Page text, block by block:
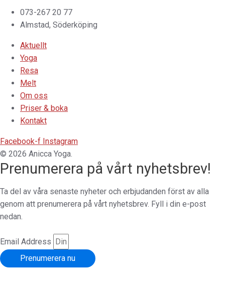
073-267 20 77
Almstad, Söderköping
Aktuellt
Yoga
Resa
Melt
Om oss
Priser & boka
Kontakt
Facebook-f Instagram
© 2026 Anicca Yoga.
Prenumerera på vårt nyhetsbrev!
Ta del av våra senaste nyheter och erbjudanden först av alla
genom att prenumerera på vårt nyhetsbrev. Fyll i din e-post
nedan.
Email Address
Prenumerera nu